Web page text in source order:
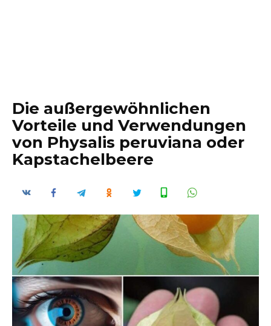
Die außergewöhnlichen
Vorteile und Verwendungen
von Physalis peruviana oder
Kapstachelbeere